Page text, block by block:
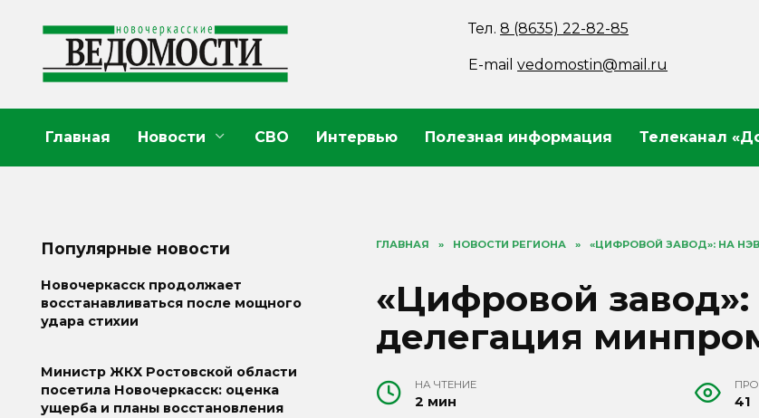
содержанию
Тел.8 (8635) 22-82-85
E-mailvedomostin@mail.ru
Главная Новости СВО Интервью Полезная информация Телеканал
ГЛАВНАЯ » НОВОСТИ РЕГИОНА » «ЦИФРОВОЙ ЗАВОД»: НА
«Цифровой
делегация
НА ЧТЕНИЕ
2 мин 41
Популярные новости
Новочеркасск продолжает
восстанавливаться после мощного
удара стихии
Министр ЖКХ Ростовской области
посетила Новочеркасск: оценка
ущерба и планы восстановления